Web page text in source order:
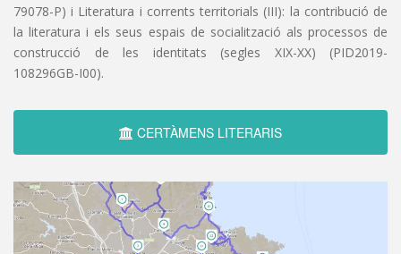
79078-P) i Literatura i corrents territorials (III): la contribució de
la literatura i els seus espais de socialització als processos de
construcció de les identitats (segles XIX-XX) (PID2019-
108296GB-I00).
CERTÀMENS LITERARIS